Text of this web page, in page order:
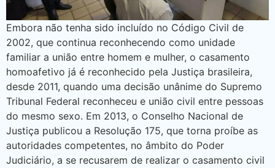
Embora não tenha sido incluído no Código Civil de
2002, que continua reconhecendo como unidade
familiar a união entre homem e mulher, o casamento
homoafetivo já é reconhecido pela Justiça brasileira,
desde 2011, quando uma decisão unânime do Supremo
Tribunal Federal reconheceu e união civil entre pessoas
do mesmo sexo. Em 2013, o Conselho Nacional de
Justiça publicou a Resolução 175, que torna proíbe as
autoridades competentes, no âmbito do Poder
Judiciário, a se recusarem de realizar o casamento civil